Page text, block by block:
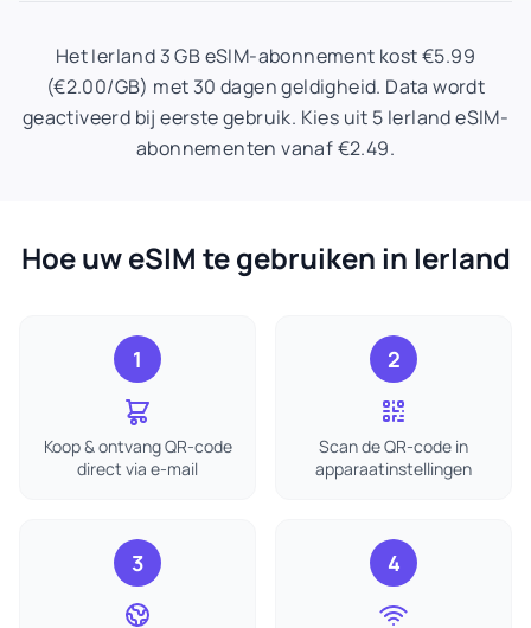
Het Ierland 3 GB eSIM-abonnement kost €5.99
(€2.00/GB) met 30 dagen geldigheid. Data wordt
geactiveerd bij eerste gebruik. Kies uit 5 Ierland eSIM-
abonnementen vanaf €2.49.
Hoe uw eSIM te gebruiken in Ierland
1
Koop & ontvang QR-code
direct via e-mail
2
Scan de QR-code in
apparaatinstellingen
3 4